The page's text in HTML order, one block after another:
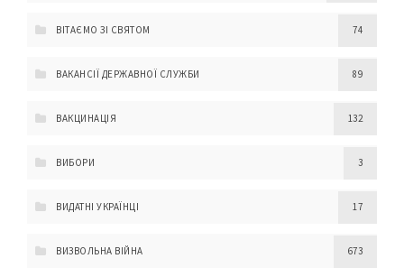
ВІТАЄМО ЗІ СВЯТОМ 74
ВАКАНСІЇ ДЕРЖАВНОЇ СЛУЖБИ 89
ВАКЦИНАЦІЯ 132
ВИБОРИ 3
ВИДАТНІ УКРАЇНЦІ 17
ВИЗВОЛЬНА ВІЙНА 673